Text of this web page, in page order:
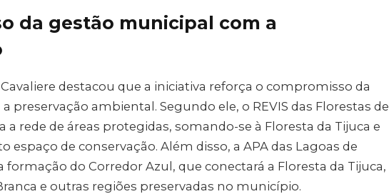
da gestão municipal com a
destacou que a iniciativa reforça o compromisso da
preservação ambiental. Segundo ele, o REVIS das Florestas de
a rede de áreas protegidas, somando-se à Floresta da Tijuca e
espaço de conservação. Além disso, a APA das Lagoas de
formação do Corredor Azul, que conectará a Floresta da Tijuca,
e outras regiões preservadas no município.